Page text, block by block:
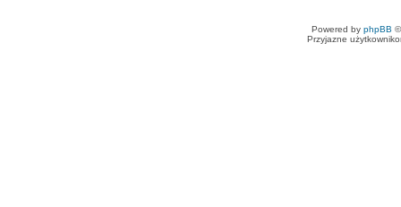
Powered by phpBB
Przyjazne